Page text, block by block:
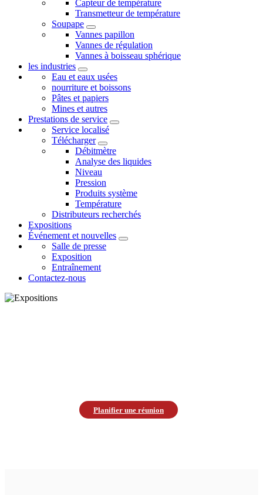
Capteur de température
Transmetteur de température
Soupape
Vannes papillon
Vannes de régulation
Vannes à boisseau sphérique
les industries
Eau et eaux usées
nourriture et boissons
Pâtes et papiers
Mines et autres
Prestations de service
Service localisé
Télécharger
Débitmètre
Analyse des liquides
Niveau
Pression
Produits système
Température
Distributeurs recherchés
Expositions
Événement et nouvelles
Salle de presse
Exposition
Entraînement
Contactez-nous
Planifier une réunion